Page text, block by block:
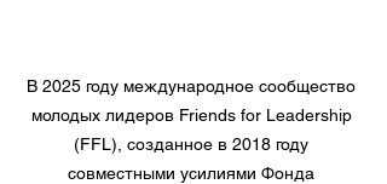
В 2025 году международное сообщество
молодых лидеров Friends for Leadership
(FFL), созданное в 2018 году
совместными усилиями Фонда